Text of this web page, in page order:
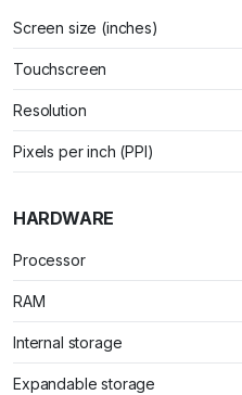
Screen size (inches)
Touchscreen
Resolution
Pixels per inch (PPI)
HARDWARE
Processor
RAM
Internal storage
Expandable storage